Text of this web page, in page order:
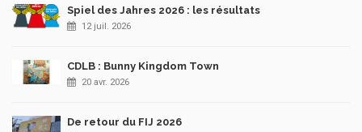
Spiel des Jahres 2026 : les résultats
12 juil. 2026
CDLB : Bunny Kingdom Town
20 avr. 2026
De retour du FIJ 2026